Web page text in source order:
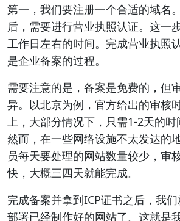
第一，我们要注册一个合适的域名
后，需要进行营业执照认证。这一
工作日左右的时间。完成营业执照
是企业备案的过程。
需要注意的是，备案是免费的，但
异。以北京为例，官方给出的审核
上，大部分情况下，只需1-2天的时
然而，在一些网络设施不太发达的
员每天要处理的网站数量较少，审
快，大概三四天就能完成。
完成备案并拿到ICP证书之后，我
部署已经制作好的网站了。这就是